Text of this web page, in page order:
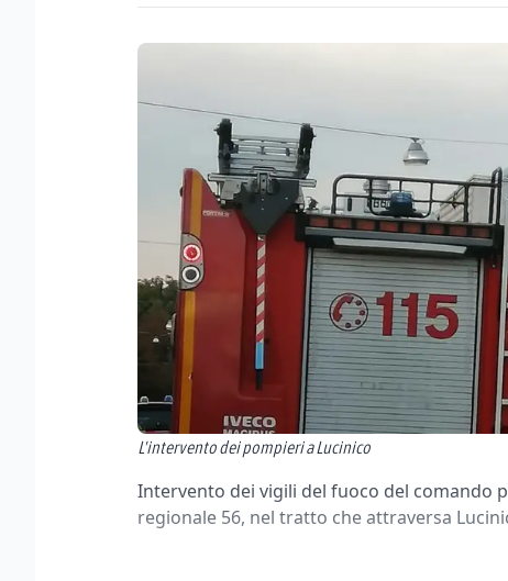
L'intervento dei pompieri a Lucinico
Intervento dei vigili del fuoco del comando
regionale 56, nel tratto che attraversa